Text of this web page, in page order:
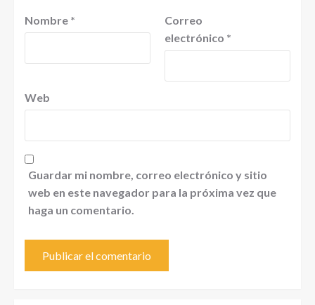
Nombre *
Correo
electrónico *
Web
Guardar mi nombre, correo electrónico y sitio
web en este navegador para la próxima vez que
haga un comentario.